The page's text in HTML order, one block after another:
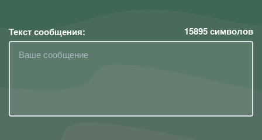
Текст сообщения: 15895символов